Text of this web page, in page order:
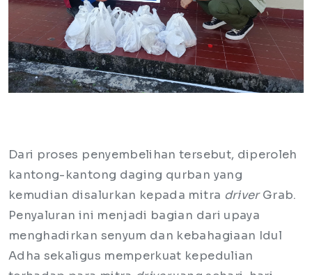
Dari proses penyembelihan tersebut, diperoleh
kantong-kantong daging qurban yang
kemudian disalurkan kepada mitra driverGrab.
Penyaluran ini menjadi bagian dari upaya
menghadirkan senyum dan kebahagiaan Idul
Adha sekaligus memperkuat kepedulian